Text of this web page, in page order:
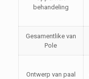
behandeling
Gesamentlike van
Pole
Ontwerp van paal